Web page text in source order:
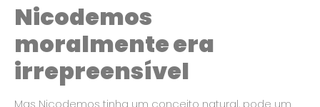
Nicodemos
moralmente era
irrepreensível
Mas Nicodemos tinha um conceito natural, pode um